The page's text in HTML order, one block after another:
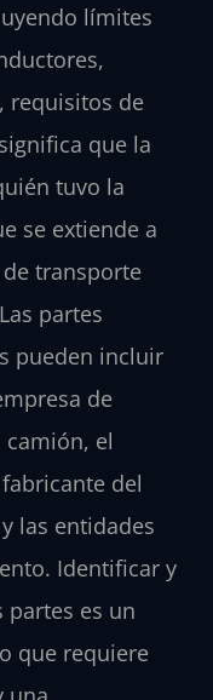
límites
requisitos de
que la
tuvo la
se extiende a
transporte
partes
pueden incluir
de
el
del
las entidades
Identificar y
partes es un
que requiere